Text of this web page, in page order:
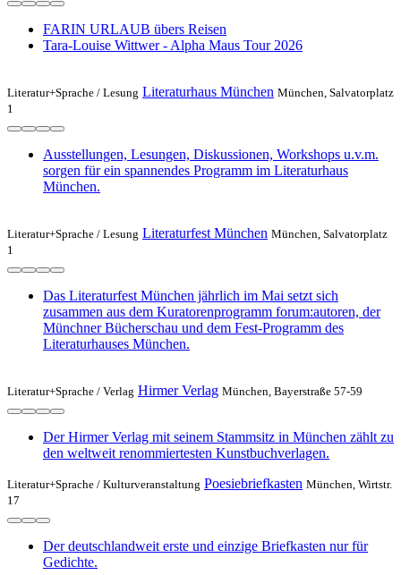
FARIN URLAUB übers Reisen
Tara-Louise Wittwer - Alpha Maus Tour 2026
Literatur+Sprache / Lesung Literaturhaus München München, Salvatorplatz
1
Ausstellungen, Lesungen, Diskussionen, Workshops u.v.m.
sorgen für ein spannendes Programm im Literaturhaus
München.
Literatur+Sprache / Lesung Literaturfest München München, Salvatorplatz
1
Das Literaturfest München jährlich im Mai setzt sich
zusammen aus dem Kuratorenprogramm forum:autoren, der
Münchner Bücherschau und dem Fest-Programm des
Literaturhauses München.
Literatur+Sprache / Verlag Hirmer Verlag München, Bayerstraße 57-59
Der Hirmer Verlag mit seinem Stammsitz in München zählt zu
den weltweit renommiertesten Kunstbuchverlagen.
Literatur+Sprache / Kulturveranstaltung Poesiebriefkasten München, Wirtstr.
17
Der deutschlandweit erste und einzige Briefkasten nur für
Gedichte.